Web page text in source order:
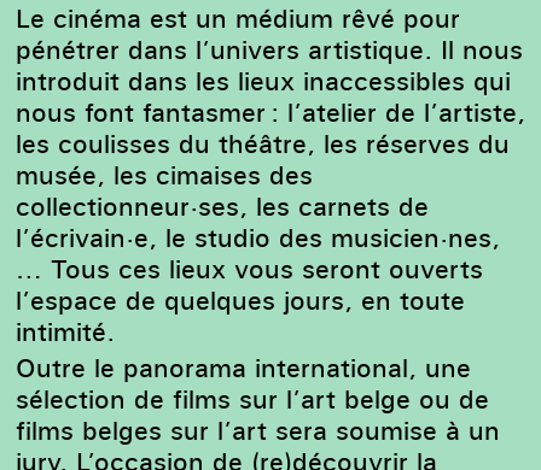
Le cinéma est un médium rêvé pour
pénétrer dans l’univers artistique. Il nous
introduit dans les lieux inaccessibles qui
nous font fantasmer : l’atelier de l’artiste,
les coulisses du théâtre, les réserves du
musée, les cimaises des
collectionneur·ses, les carnets de
l’écrivain·e, le studio des musicien·nes,
… Tous ces lieux vous seront ouverts
l’espace de quelques jours, en toute
intimité.
Outre le panorama international, une
sélection de films sur l’art belge ou de
films belges sur l’art sera soumise à un
jury. L’occasion de (re)découvrir la